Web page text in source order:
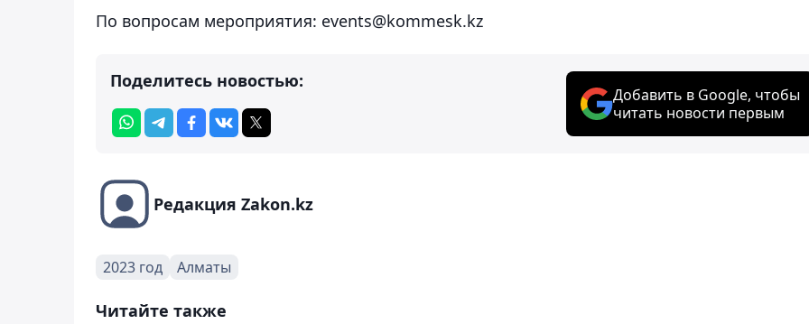
По вопросам мероприятия: events@kommesk.kz
Поделитесь новостью:
Добавить в Google, чтобы
читать новости первым
Редакция Zakon.kz
2023 год Алматы
Читайте также